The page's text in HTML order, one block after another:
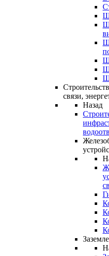
связи,
Назад